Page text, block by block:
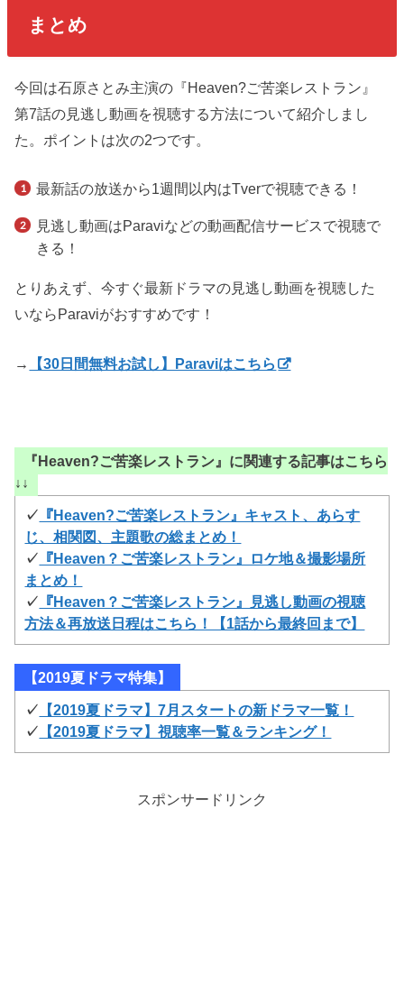
まとめ
今回は石原さとみ主演の『Heaven?ご苦楽レストラン』
第7話の見逃し動画を視聴する方法について紹介しまし
た。ポイントは次の2つです。
最新話の放送から1週間以内はTverで視聴できる！
見逃し動画はParaviなどの動画配信サービスで視聴で
きる！
とりあえず、今すぐ最新ドラマの見逃し動画を視聴した
いならParaviがおすすめです！
→ 【30日間無料お試し】Paraviはこちら
『Heaven?ご苦楽レストラン』に関連する記事はこちら
↓↓
✓ 『Heaven?ご苦楽レストラン』キャスト、あらす
じ、相関図、主題歌の総まとめ！
✓ 『Heaven？ご苦楽レストラン』ロケ地＆撮影場所
まとめ！
✓ 『Heaven？ご苦楽レストラン』見逃し動画の視聴
方法＆再放送日程はこちら！【1話から最終回まで】
【2019夏ドラマ特集】
✓ 【2019夏ドラマ】7月スタートの新ドラマ一覧！
✓ 【2019夏ドラマ】視聴率一覧＆ランキング！
スポンサードリンク